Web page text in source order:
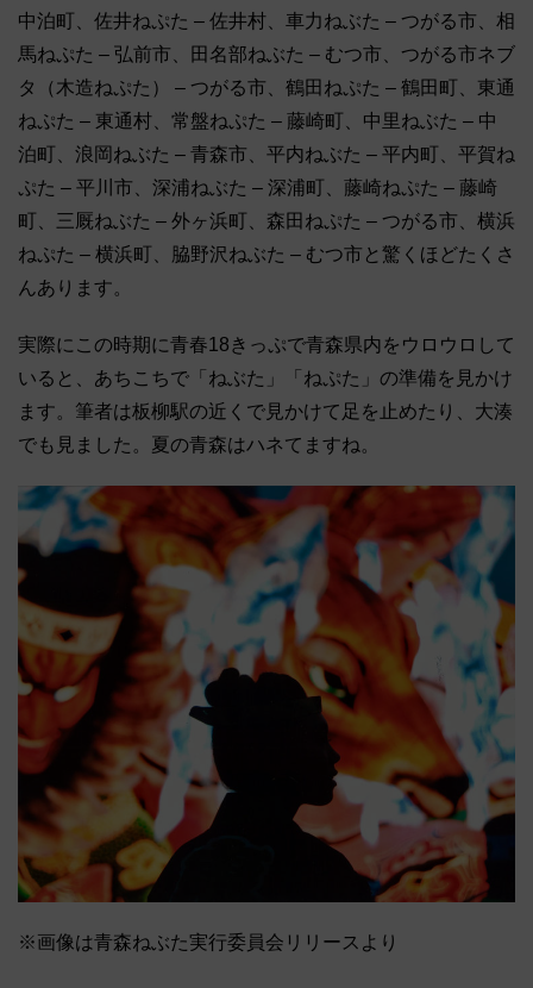
中泊町、佐井ねぷた – 佐井村、車力ねぶた – つがる市、相
馬ねぷた – 弘前市、田名部ねぶた – むつ市、つがる市ネブ
タ（木造ねぷた） – つがる市、鶴田ねぷた – 鶴田町、東通
ねぷた – 東通村、常盤ねぷた – 藤崎町、中里ねぶた – 中
泊町、浪岡ねぶた – 青森市、平内ねぶた – 平内町、平賀ね
ぷた – 平川市、深浦ねぶた – 深浦町、藤崎ねぷた – 藤崎
町、三厩ねぶた – 外ヶ浜町、森田ねぷた – つがる市、横浜
ねぷた – 横浜町、脇野沢ねぶた – むつ市と驚くほどたくさ
んあります。
実際にこの時期に青春18きっぷで青森県内をウロウロして
いると、あちこちで「ねぶた」「ねぷた」の準備を見かけ
ます。筆者は板柳駅の近くで見かけて足を止めたり、大湊
でも見ました。夏の青森はハネてますね。
※画像は青森ねぶた実行委員会リリースより